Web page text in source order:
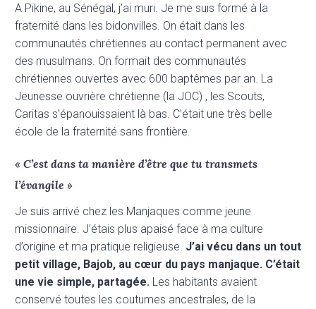
A Pikine, au Sénégal, j’ai muri. Je me suis formé à la
fraternité dans les bidonvilles. On était dans les
communautés chrétiennes au contact permanent avec
des musulmans. On formait des communautés
chrétiennes ouvertes avec 600 baptêmes par an. La
Jeunesse ouvrière chrétienne (la JOC) , les Scouts,
Caritas s’épanouissaient là bas. C’était une très belle
école de la fraternité sans frontière.
« C’est dans ta manière d’être que tu transmets
l’évangile »
Je suis arrivé chez les Manjaques comme jeune
missionnaire. J’étais plus apaisé face à ma culture
d’origine et ma pratique religieuse. J’ai vécu dans un tout
petit village, Bajob, au cœur du pays manjaque. C’était
une vie simple, partagée. Les habitants avaient
conservé toutes les coutumes ancestrales, de la